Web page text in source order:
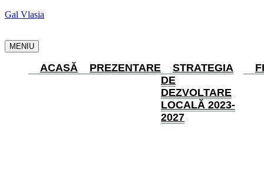
Gal Vlasia
MENIU
ACASĂ PREZENTARE
STRATEGIA
DE
DEZVOLTARE
LOCALĂ 2023-
2027